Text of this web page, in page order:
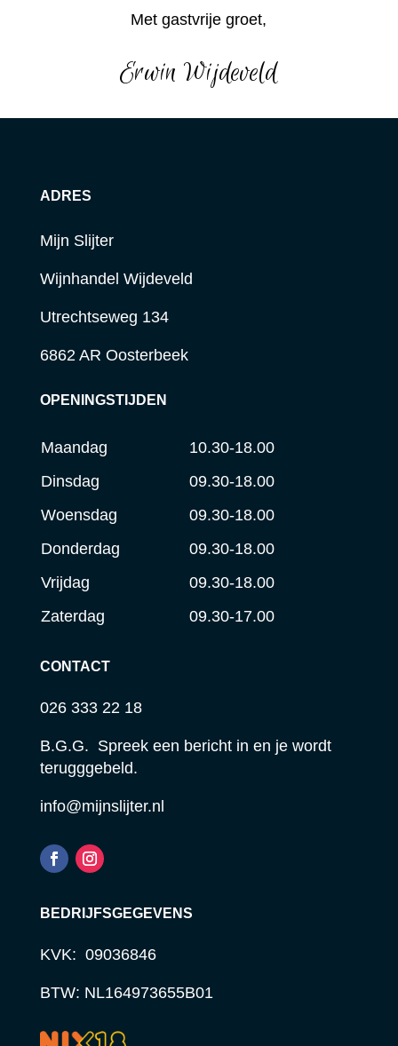
Met gastvrije groet,
Erwin Wijdeveld
ADRES
Mijn Slijter
Wijnhandel Wijdeveld
Utrechtseweg 134
6862 AR Oosterbeek
OPENINGSTIJDEN
Maandag
10.30-18.00
Dinsdag
09.30-18.00
Woensdag
09.30-18.00
Donderdag
09.30-18.00
Vrijdag
09.30-18.00
Zaterdag
09.30-17.00
CONTACT
026 333 22 18
B.G.G. Spreek een bericht in en je wordt
terugggebeld.
info@mijnslijter.nl
BEDRIJFSGEGEVENS
KVK: 09036846
BTW: NL164973655B01